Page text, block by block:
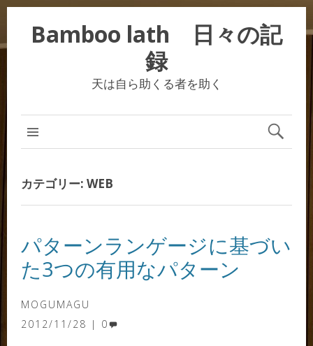
Bamboo lath 日々の記
録
天は自ら助くる者を助く
カテゴリー: WEB
パターンランゲージに基づい
た3つの有用なパターン
MOGUMAGU
2012/11/28
0